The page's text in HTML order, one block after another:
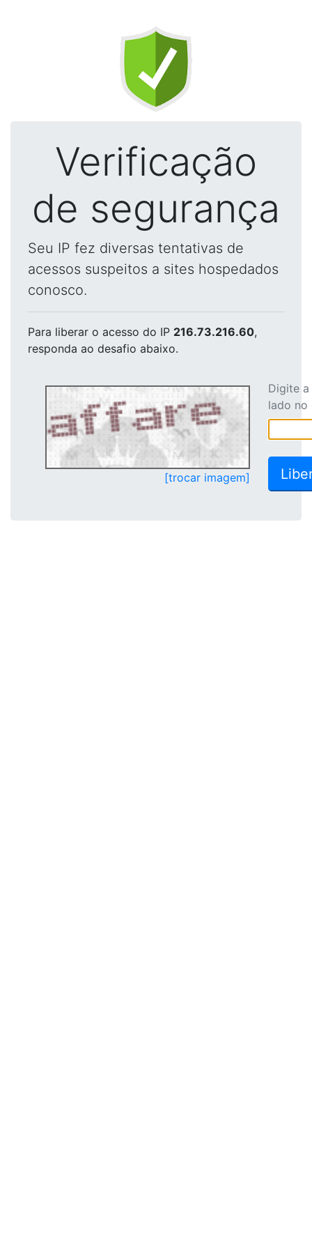
Verificação
de segurança
Seu IP fez diversas tentativas de
acessos suspeitos a sites hospedados
conosco.
Para liberar o acesso do IP 216.73.216.60,
responda ao desafio abaixo.
[trocar imagem]
Digite
lado no